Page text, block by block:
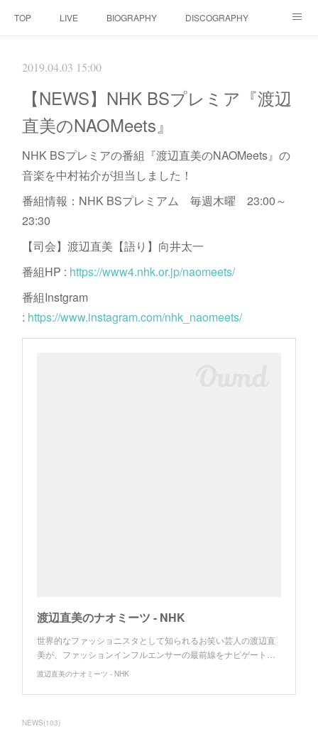
TOP LIVE BIOGRAPHY DISCOGRAPHY
2019.04.03 15:00
【NEWS】NHK BSプレミア『渡辺
直美のNAOMeets』
NHK BSプレミアの番組『渡辺直美のNAOMeets』の
音楽を中村祐介が担当しました！
番組情報：NHK BSプレミアム 毎週木曜 23:00～
23:30
【司会】渡辺直美【語り】向井太一
番組HP : https://www4.nhk.or.jp/naomeets/
番組Instgram
: https://www.instagram.com/nhk_naomeets/
渡辺直美のナオミーツ - NHK
世界的なファッショニスタとして知られるお笑い芸人の渡辺直
美が、ファッションインフルエンサーの最前線をナビゲート…
渡辺直美のナオミーツ - NHK
NEWS(103)